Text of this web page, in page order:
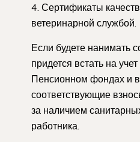
Сертификаты
ветеринарной службой.
Если будете нанимать
придется встать на
Пенсионном фондах и
соответствующие
за наличием
работника.